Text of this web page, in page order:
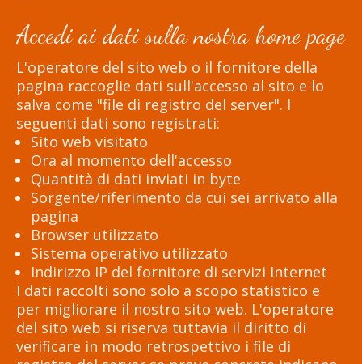
Accedi ai dati sulla nostra home page
L'operatore del sito web o il fornitore della
pagina raccoglie dati sull'accesso al sito e lo
salva come "file di registro del server". I
seguenti dati sono registrati:
Sito web visitato
Ora al momento dell'accesso
Quantità di dati inviati in byte
Sorgente/riferimento da cui sei arrivato alla
pagina
Browser utilizzato
Sistema operativo utilizzato
Indirizzo IP del fornitore di servizi Internet
I dati raccolti sono solo a scopo statistico e
per migliorare il nostro sito web. L'operatore
del sito web si riserva tuttavia il diritto di
verificare in modo retrospettivo i file di